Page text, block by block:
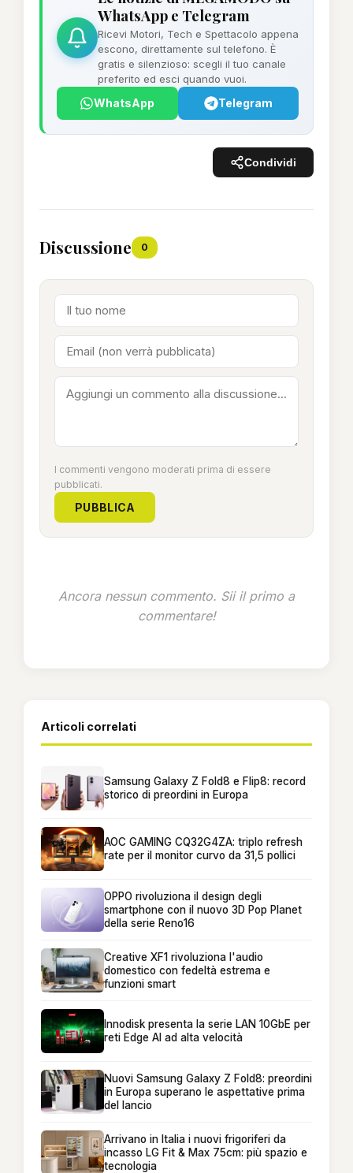
WhatsApp e Telegram
Ricevi Motori, Tech e Spettacolo appena
escono, direttamente sul telefono. È
gratis e silenzioso: scegli il tuo canale
preferito ed esci quando vuoi.
WhatsApp Telegram
Condividi
Discussione 0
I commenti vengono moderati prima di essere
pubblicati.
PUBBLICA
Ancora nessun commento. Sii il primo a
commentare!
Articoli correlati
Samsung Galaxy Z Fold8 e Flip8: record
storico di preordini in Europa
AOC GAMING CQ32G4ZA: triplo refresh
rate per il monitor curvo da 31,5 pollici
OPPO rivoluziona il design degli
smartphone con il nuovo 3D Pop Planet
della serie Reno16
Creative XF1 rivoluziona l'audio
domestico con fedeltà estrema e
funzioni smart
Innodisk presenta la serie LAN 10GbE per
reti Edge AI ad alta velocità
Nuovi Samsung Galaxy Z Fold8: preordini
in Europa superano le aspettative prima
del lancio
Arrivano in Italia i nuovi frigoriferi da
incasso LG Fit & Max 75cm: più spazio e
tecnologia